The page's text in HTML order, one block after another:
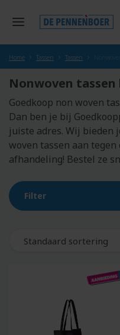
Home Tassen Tassen
Nonwoven
Goedkoop non woven
Dan ben je bij
juiste adres. Wij bieden
woven tassen aan
afhandeling! Bestel ze
Filter